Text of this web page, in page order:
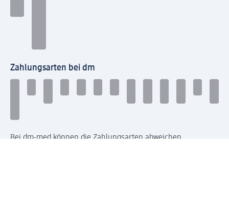
Zahlungsarten bei dm
Bei dm-med können die Zahlungsarten abweichen.